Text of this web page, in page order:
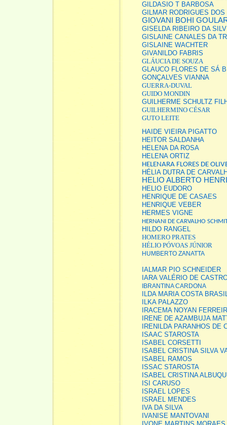
GILDASIO T BARBOSA
GILMAR RODRIGUES
GIOVANI BOHI
GISELDA RIBEIRO DA
GISLAINE CANALES DA
GISLAINE WACHTER
GIVANILDO FABRIS
GLÁUCIA DE SOUZA
GLAUCO FLORES DE SÁ
GONÇALVES VIANNA
GUERRA-DUVAL
GUIDO MONDIN
GUILHERME SCHULTZ
GUILHERMINO CÉSAR
GUTO LEITE
HAIDE VIEIRA PIGATTO
HEITOR SALDANHA
HELENA DA ROSA
HELENA ORTIZ
HELENARA FLORES DE
HÉLIA DUTRA DE
HELIO ALBERTO
HELIO EUDORO
HENRIQUE DE CASAES
HENRIQUE VEBER
HERMES VIGNE
HERNANI DE CARVALHO
HILDO RANGEL
HOMERO PRATES
HÉLIO PÓVOAS JÚNIOR
HUMBERTO ZANATTA
IALMAR PIO SCHNEIDER
IARA VALÉRIO DE
IBRANTINA CARDONA
ILDA MARIA COSTA
ILKA PALAZZO
IRACEMA NOYAN
IRENE DE AZAMBUJA
IRENILDA PARANHOS DE
ISAAC STAROSTA
ISABEL CORSETTI
ISABEL CRISTINA SILVA
ISABEL RAMOS
ISSAC STAROSTA
ISABEL CRISTINA
ISI CARUSO
ISRAEL LOPES
ISRAEL MENDES
IVA DA SILVA
IVANISE MANTOVANI